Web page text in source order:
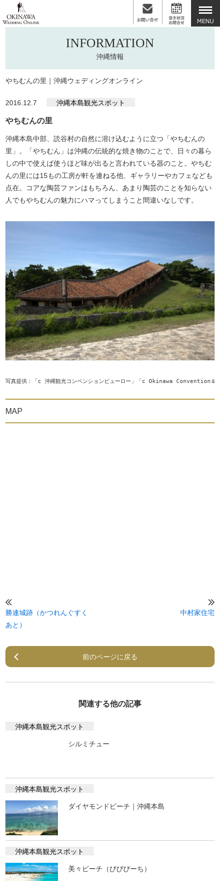
INFORMATION
沖縄情報
やちむんの里｜沖縄ウェディングオンライン
2016.12.7 沖縄本島観光スポット
やちむんの里
沖縄本島中部、読谷村の自然に溶け込むように立つ「やちむんの
里」。「やちむん」は沖縄の伝統的な焼き物のことで、日々の暮ら
しの中で使えば使うほど味が出ると言われている器のこと。やちむ
んの里には15もの工房が軒を連ねる他、ギャラリーやカフェなども
点在。コアな陶芸ファンはもちろん、あまり陶芸のことを知らない
人でもやちむんの魅力にハマってしまうこと間違いなしです。
写真提供：「c 沖縄観光コンベンションビューロー」「c Okinawa
MAP
勝連城跡（かつれんぐすく
あと）
中村家住宅
前のページに戻る
関連する他の記事
沖縄本島観光スポット
シルミチュー
沖縄本島観光スポット
ダイヤモンドビーチ｜沖縄本島
沖縄本島観光スポット
美々ビーチ（びびびーち）